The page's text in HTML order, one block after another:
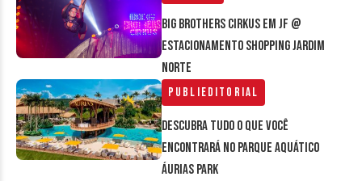
Big Brothers Cirkus em JF @
estacionamento Shopping Jardim
Norte
Publieditorial
Descubra tudo o que você
encontrará no parque aquático
Áurias Park